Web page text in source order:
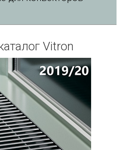
Vitron